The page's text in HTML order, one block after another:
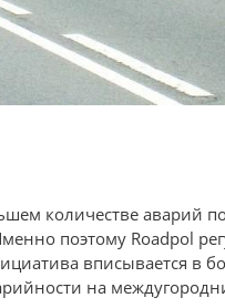
количестве аварий
поэтому Roadpol
вписывается в
на